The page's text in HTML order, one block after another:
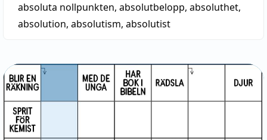
absoluta nollpunkten, absolutbelopp, absoluthet,
absolution, absolutism, absolutist